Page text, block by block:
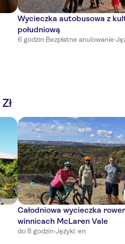
Zł
Wycieczka autobusowa z
południową
6 godzin·Bezpłatne anulowanie·
Całodniowa wycieczka
winnicach McLaren Vale
do 8 godzin·Języki: en